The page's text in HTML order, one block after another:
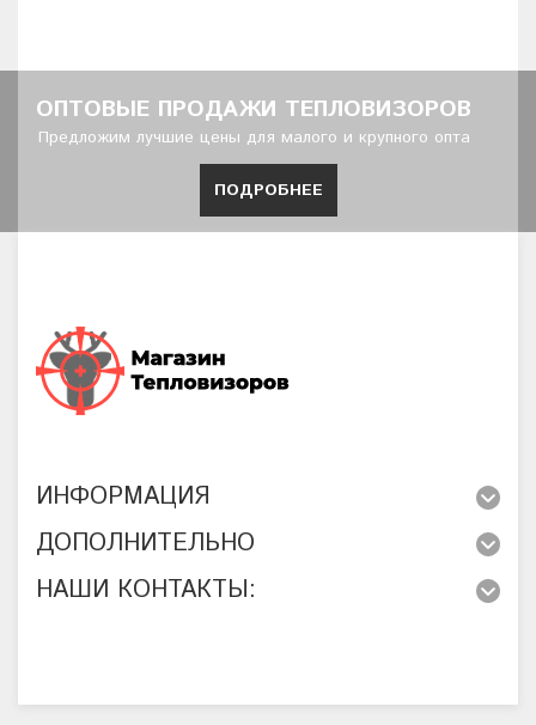
ОПТОВЫЕ ПРОДАЖИ ТЕПЛОВИЗОРОВ
Предложим лучшие цены для малого и крупного опта
ПОДРОБНЕЕ
ИНФОРМАЦИЯ
ДОПОЛНИТЕЛЬНО
НАШИ КОНТАКТЫ: